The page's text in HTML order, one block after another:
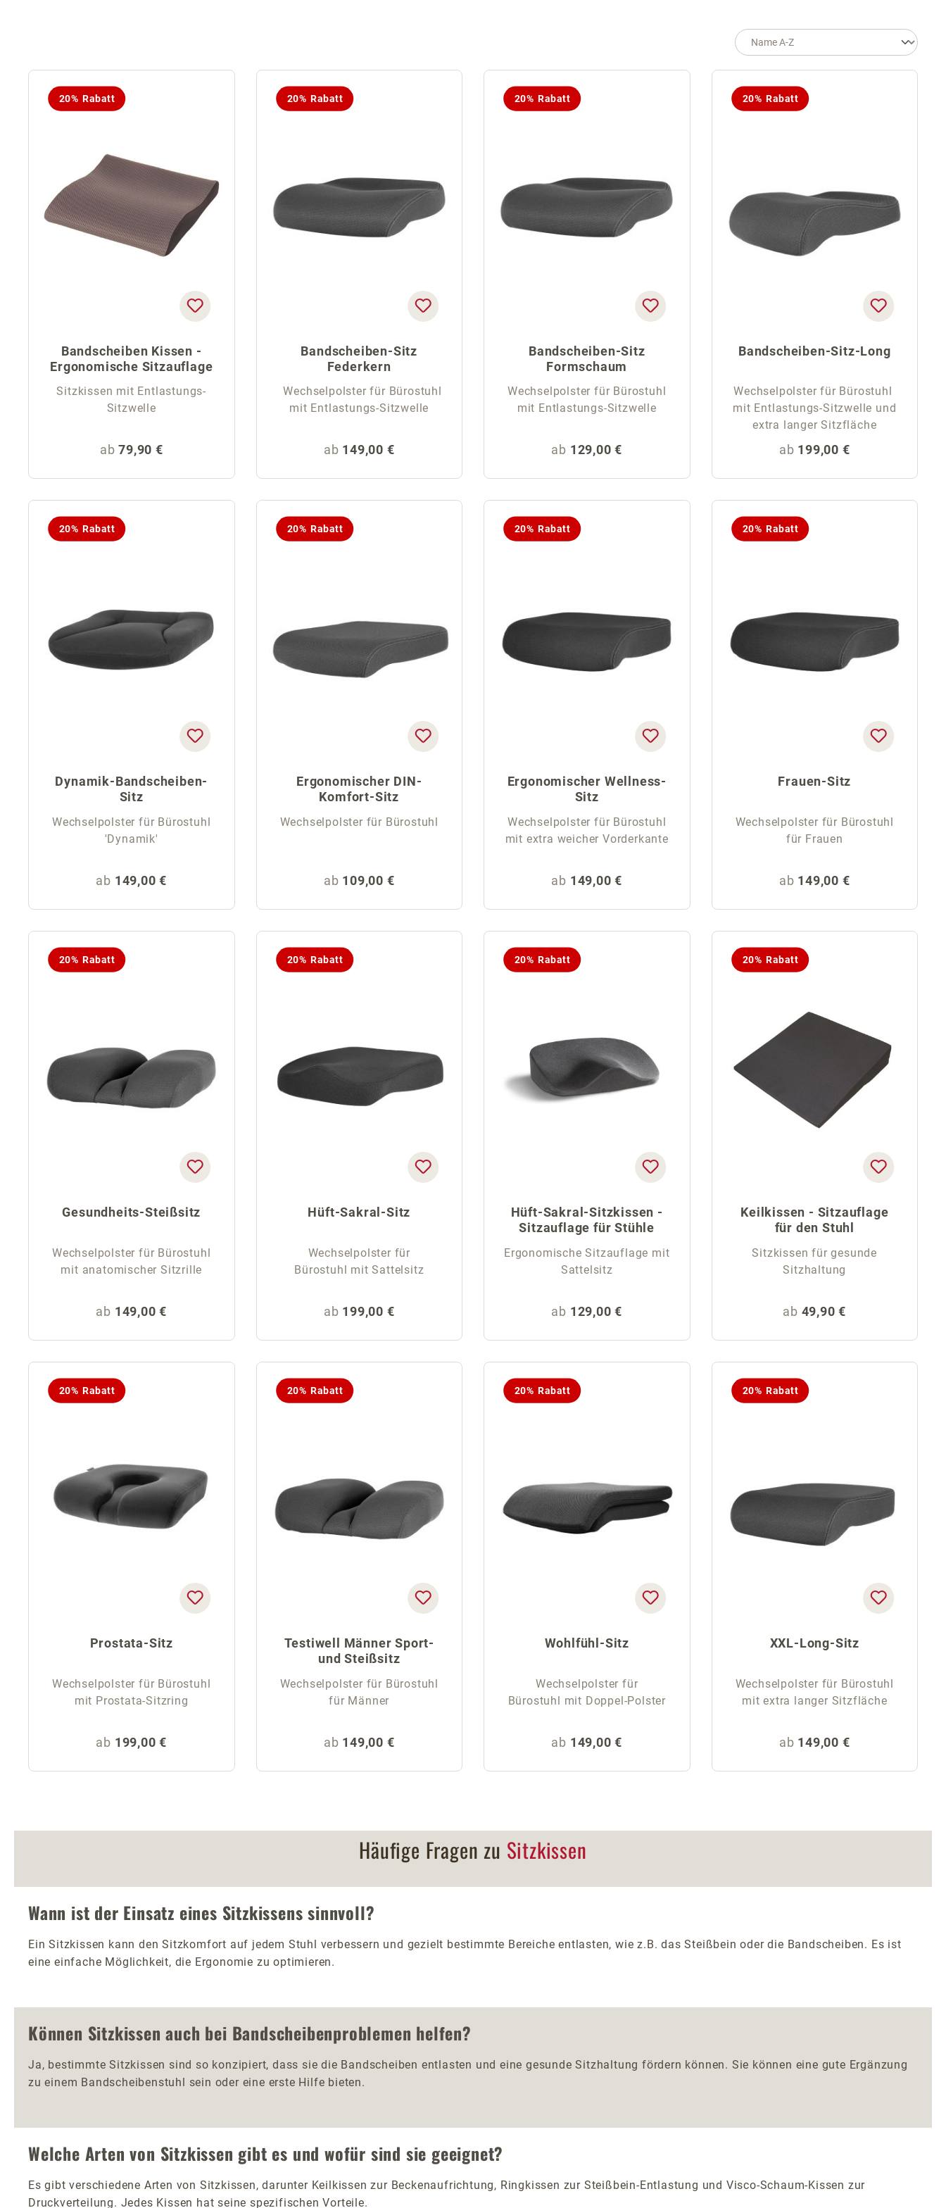
20% Rabatt
Bandscheiben Kissen -
Ergonomische Sitzauflage
Sitzkissen mit Entlastungs-
Sitzwelle
Regulärer Preis:
ab79,90 €
20% Rabatt
Bandscheiben-Sitz
Federkern
Wechselpolster für Bürostuhl
mit Entlastungs-Sitzwelle
Regulärer Preis:
ab 149,00 €
20% Rabatt
Bandscheiben-Sitz
Formschaum
Wechselpolster für Bürostuhl
mit Entlastungs-Sitzwelle
Regulärer Preis:
ab 129,00 €
20% Rabatt
Bandscheiben-Sitz-Long
Wechselpolster für Bürostuhl
mit Entlastungs-Sitzwelle und
extra langer Sitzfläche
Regulärer Preis:
ab 199,00 €
20% Rabatt
Dynamik-Bandscheiben-
Sitz
Wechselpolster für Bürostuhl
'Dynamik'
Regulärer Preis:
ab 149,00 €
20% Rabatt
Ergonomischer DIN-
Komfort-Sitz
Wechselpolster für Bürostuhl
Regulärer Preis:
ab 109,00 €
20% Rabatt
Ergonomischer Wellness-
Sitz
Wechselpolster für Bürostuhl
mit extra weicher Vorderkante
Regulärer Preis:
ab 149,00 €
20% Rabatt
Frauen-Sitz
Wechselpolster für Bürostuhl
für Frauen
Regulärer Preis:
ab 149,00 €
20% Rabatt
Gesundheits-Steißsitz
Wechselpolster für Bürostuhl
mit anatomischer Sitzrille
Regulärer Preis:
ab 149,00 €
20% Rabatt
Hüft-Sakral-Sitz
Wechselpolster für
Bürostuhl mit Sattelsitz
Regulärer Preis:
ab 199,00 €
20% Rabatt
Hüft-Sakral-Sitzkissen -
Sitzauflage für Stühle
Ergonomische Sitzauflage mit
Sattelsitz
Regulärer Preis:
ab 129,00 €
20% Rabatt
Keilkissen - Sitzauflage
für den Stuhl
Sitzkissen für gesunde
Sitzhaltung
Regulärer Preis:
ab 49,90 €
20% Rabatt
Prostata-Sitz
Wechselpolster für Bürostuhl
mit Prostata-Sitzring
Regulärer Preis:
ab 199,00 €
20% Rabatt
Testiwell Männer Sport-
und Steißsitz
Wechselpolster für Bürostuhl
für Männer
Regulärer Preis:
ab 149,00 €
20% Rabatt
Wohlfühl-Sitz
Wechselpolster für
Bürostuhl mit Doppel-Polster
Regulärer Preis:
ab 149,00 €
20% Rabatt
XXL-Long-Sitz
Wechselpolster für Bürostuhl
mit extra langer Sitzfläche
Regulärer Preis:
ab 149,00 €
Häufige Fragen zu Sitzkissen
Wann ist der Einsatz eines Sitzkissens sinnvoll?
Ein Sitzkissen kann den Sitzkomfort auf jedem Stuhl verbessern und gezielt bestimmte Bereiche entlasten, wie z.B. das Steißbein oder die Bandscheiben. Es ist
eine einfache Möglichkeit, die Ergonomie zu optimieren.
Können Sitzkissen auch bei Bandscheibenproblemen helfen?
Ja, bestimmte Sitzkissen sind so konzipiert, dass sie die Bandscheiben entlasten und eine gesunde Sitzhaltung fördern können. Sie können eine gute Ergänzung
zu einem Bandscheibenstuhl sein oder eine erste Hilfe bieten.
Welche Arten von Sitzkissen gibt es und wofür sind sie geeignet?
Es gibt verschiedene Arten von Sitzkissen, darunter Keilkissen zur Beckenaufrichtung, Ringkissen zur Steißbein-Entlastung und Visco-Schaum-Kissen zur
Druckverteilung. Jedes Kissen hat seine spezifischen Vorteile.